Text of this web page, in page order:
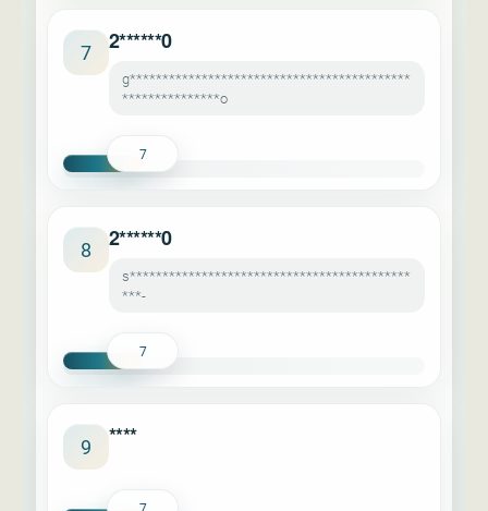
7 2******0
g*******************************************
***************o
7
8 2******0
s*******************************************
***-
7
9 ****